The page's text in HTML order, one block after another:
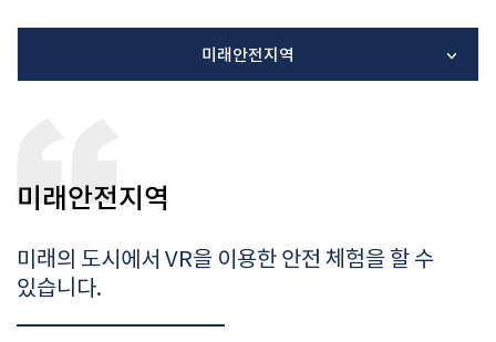
미래안전지역
미래안전지역
미래의 도시에서 VR을 이용한 안전 체험을 할 수
있습니다.